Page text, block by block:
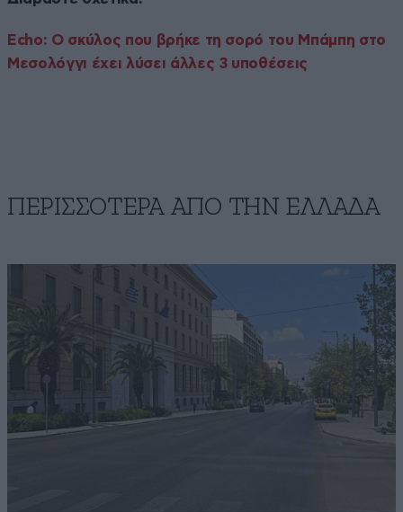
Echo: Ο σκύλος που βρήκε τη σορό του Μπάμπη στο
Μεσολόγγι έχει λύσει άλλες 3 υποθέσεις
ΠΕΡΙΣΣΟΤΕΡΑ ΑΠΟ ΤΗΝ ΕΛΛΑΔΑ